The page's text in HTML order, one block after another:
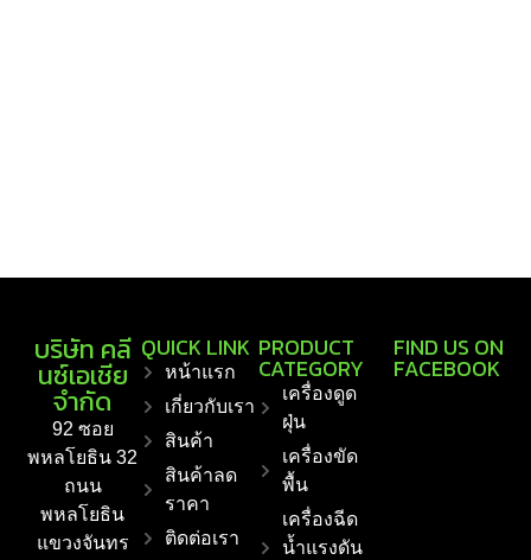
บริษัท คลี
นซ์เอเชีย
จำกัด
92 ซอย
พหลโยธิน 32
ถนน
พหลโยธิน
แขวงจันทร
QUICK LINK
หน้าแรก
เกี่ยวกับเรา
สินค้า
สินค้าลด
ราคา
ติดต่อเรา
PRODUCT
CATEGORY
เครื่องดูด
ฝุ่น
เครื่องขัด
พื้น
เครื่องฉีด
น้ำแรงดัน
FIND US ON
FACEBOOK